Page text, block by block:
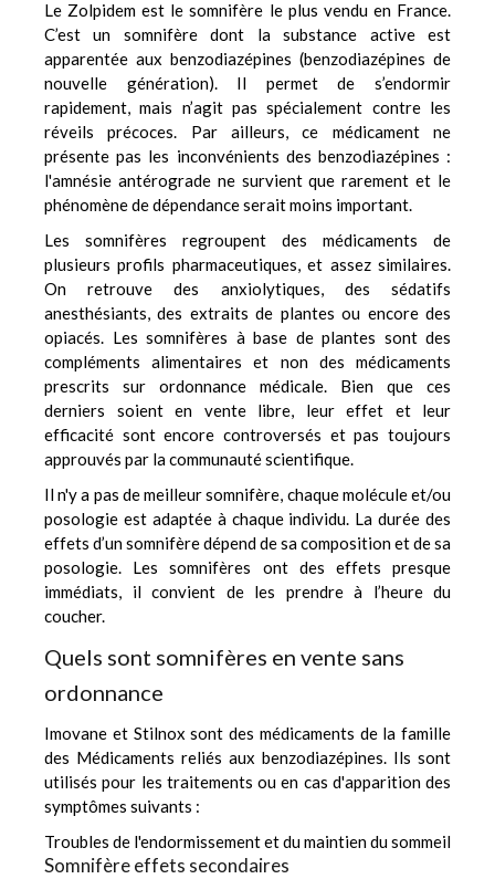
Le Zolpidem est le somnifère le plus vendu en France.
C’est un somnifère dont la substance active est
apparentée aux benzodiazépines (benzodiazépines de
nouvelle génération). Il permet de s’endormir
rapidement, mais n’agit pas spécialement contre les
réveils précoces. Par ailleurs, ce médicament ne
présente pas les inconvénients des benzodiazépines :
l'amnésie antérograde ne survient que rarement et le
phénomène de dépendance serait moins important.
Les somnifères regroupent des médicaments de
plusieurs profils pharmaceutiques, et assez similaires.
On retrouve des anxiolytiques, des sédatifs
anesthésiants, des extraits de plantes ou encore des
opiacés. Les somnifères à base de plantes sont des
compléments alimentaires et non des médicaments
prescrits sur ordonnance médicale. Bien que ces
derniers soient en vente libre, leur effet et leur
efficacité sont encore controversés et pas toujours
approuvés par la communauté scientifique.
Il n'y a pas de meilleur somnifère, chaque molécule et/ou
posologie est adaptée à chaque individu. La durée des
effets d’un somnifère dépend de sa composition et de sa
posologie. Les somnifères ont des effets presque
immédiats, il convient de les prendre à l’heure du
coucher.
Quels sont somnifères en vente sans
ordonnance
Imovane et Stilnox sont des médicaments de la famille
des Médicaments reliés aux benzodiazépines. Ils sont
utilisés pour les traitements ou en cas d'apparition des
symptômes suivants :
Troubles de l'endormissement et du maintien du sommeil
Somnifère effets secondaires